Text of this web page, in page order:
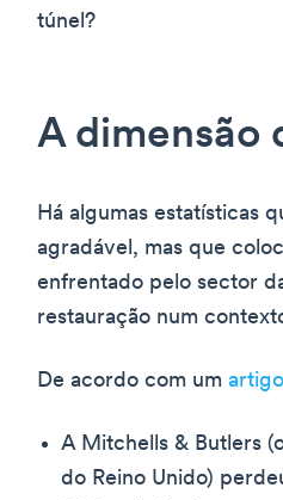
túnel?
A dimensão
Há algumas estatísticas
agradável, mas que
enfrentado pelo sector
restauração num
De acordo com um
A Mitchells & Butlers
do Reino Unido)